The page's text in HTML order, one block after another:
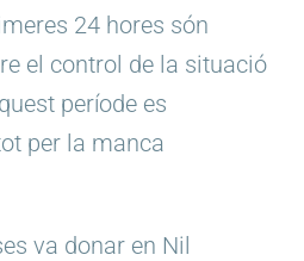
24 hores són
el control de la situació
període es
per la manca
va donar en Nil